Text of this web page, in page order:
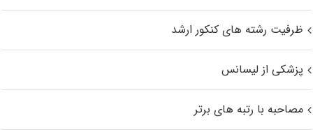
ظرفیت رشته های کنکور ارشد
پزشکی از لیسانس
مصاحبه با رتبه های برتر